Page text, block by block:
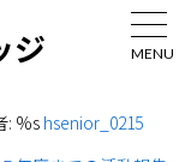
MENU
ジ
: %shsenior_0215